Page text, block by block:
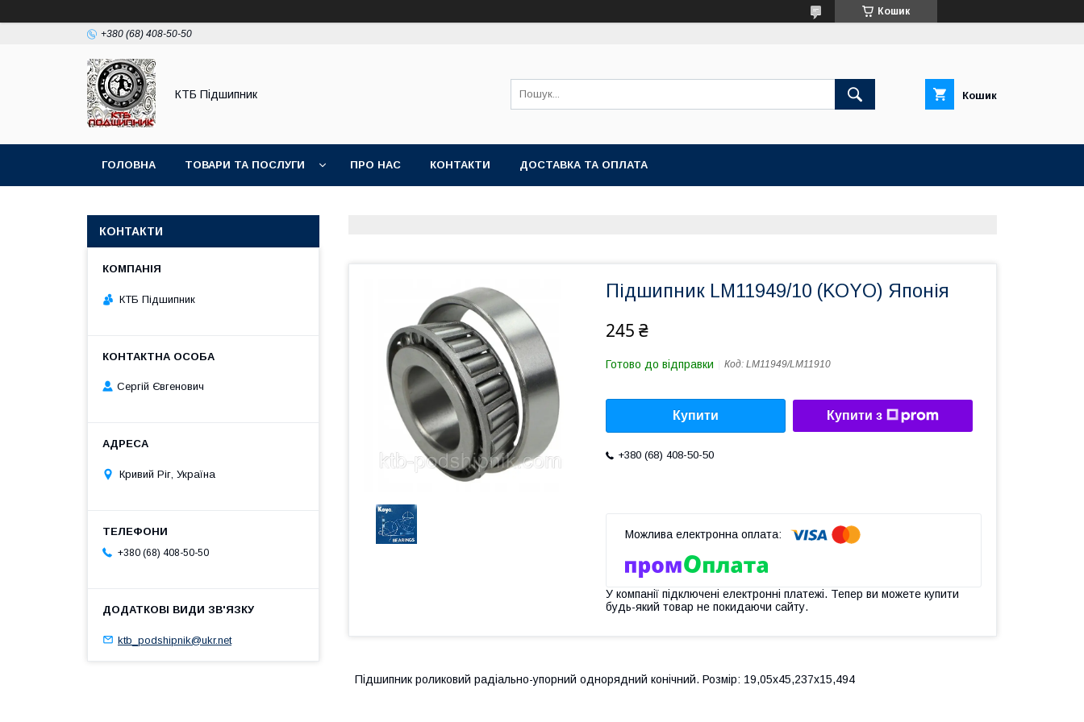
Кошик
+380 (68) 408-50-50
КТБ Підшипник Кошик
ГОЛОВНА ТОВАРИ ТА ПОСЛУГИ ПРО НАС КОНТАКТИ ДОСТАВКА ТА ОПЛАТА
Підшипник LM11949/10 (KOYO) Японія
245 ₴
Готово до відправки Код: LM11949/LM11910
Купити Купити з
+380 (68) 408-50-50
У компанії підключені електронні платежі. Тепер ви можете купити
будь-який товар не покидаючи сайту.
Підшипник роликовий радіально-упорний однорядний конічний. Розмір: 19,05х45,237х15,494
КОНТАКТИ
КТБ Підшипник
Сергій Євгенович
Кривий Ріг, Україна
+380 (68) 408-50-50
ktb_podshipnik@ukr.net